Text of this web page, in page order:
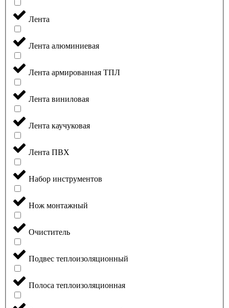
Лента
Лента алюминиевая
Лента армированная ТПЛ
Лента виниловая
Лента каучуковая
Лента ПВХ
Набор инструментов
Нож монтажный
Очиститель
Подвес теплоизоляционный
Полоса теплоизоляционная